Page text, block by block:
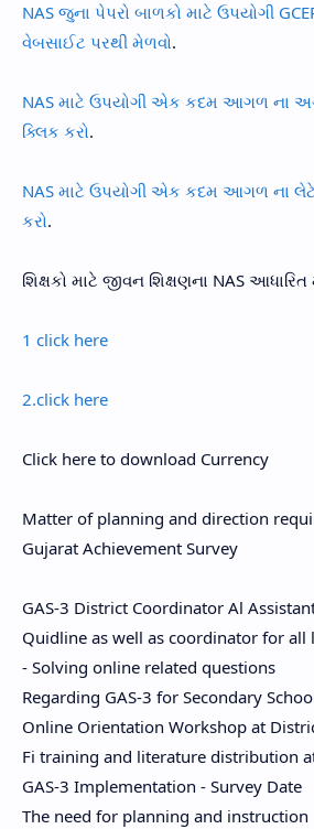
NAS જુના પેપરો બાળકો માટે ઉપયોગી
વેબસાઈટ પરથી મેળવો.
NAS માટે ઉપયોગી એક કદમ આગળ ના
ક્લિક કરો.
NAS માટે ઉપયોગી એક કદમ આગળ ના
કરો.
શિક્ષકો માટે જીવન શિક્ષણના NAS
1 click here
2.click here
Click here to download Currency
Matter of planning and direction
Gujarat Achievement Survey
GAS-3 District Coordinator Al
Quidline as well as coordinator for all
- Solving online related questions
Regarding GAS-3 for Secondary
Online Orientation Workshop at
Fi training and literature distribution
GAS-3 Implementation - Survey Date
The need for planning and instruction